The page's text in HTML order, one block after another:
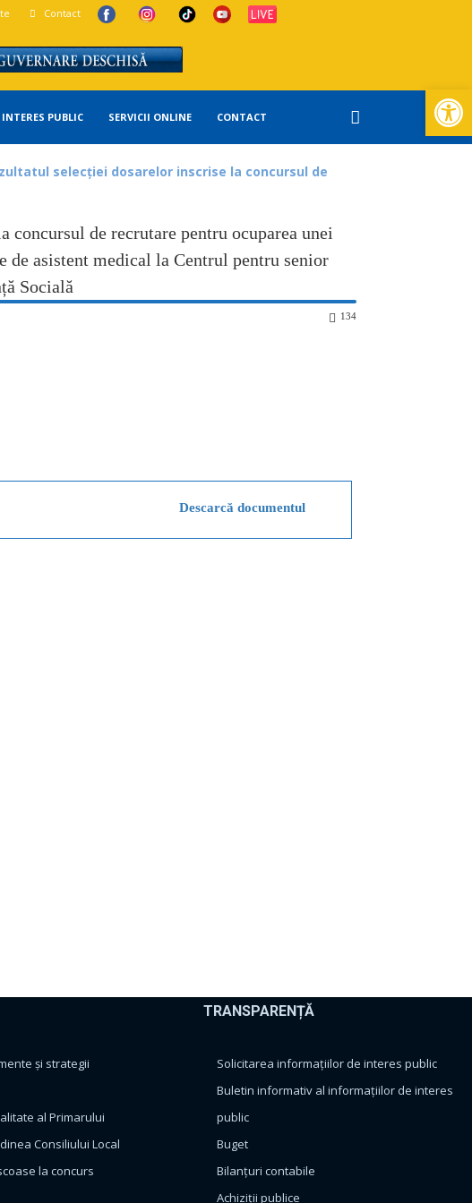
Contact
PUBLIC SERVICII ONLINE CONTACT
selecției dosarelor inscrise la concursul de
de recrutare pentru ocuparea unei
de asistent medical la Centrul pentru senior
Socială
134
Descarcă documentul
și strategii
al Primarului
Consiliului Local
la concurs
TRANSPARENȚĂ
Solicitarea informațiilor de interes public
Buletin informativ al informațiilor de interes
public
Buget
Bilanțuri contabile
Achiziții publice